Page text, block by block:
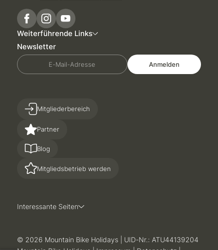
Weiterführende Links
Newsletter
E-Mail-Adresse Anmelden
Partner
Blog
Mitgliedsbetrieb werden
Mitgliederbereich
Interessante Seiten
© 2026 Mountain Bike Holidays
UID-Nr.: ATU44139204